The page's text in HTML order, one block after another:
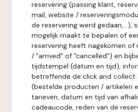
reservering (passing klant,
mail, website /
de reservering werd gedaan,...),
mogelijk maakt te bepalen of
reservering heeft nagekomen
/ "arrived" of "cancelled") en
tijdstempel (datum en tijd),
betreffende de click and collect
(bestelde producten / artikelen
tarieven, datum en tijd van
cadeaucode, reden van de